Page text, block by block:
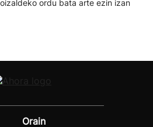
ordu bata arte ezin izan
Orain